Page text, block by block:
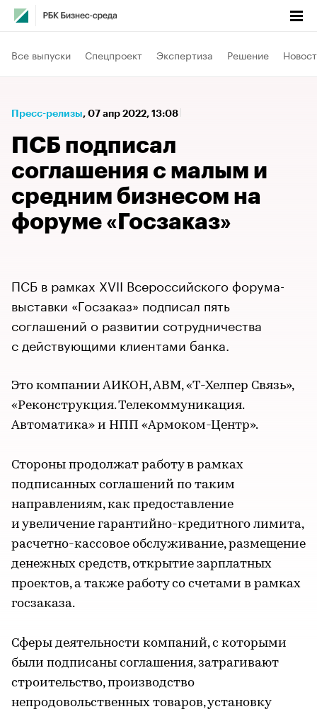
Все выпуски Спецпроект Экспертиза Решение
Пресс-релизы⁠, 07 апр 2022, 13:08
ПСБ подписал
соглашения с малым и
средним бизнесом на
форуме «Госзаказ»​
ПСБ в рамках XVII Всероссийского форума-
выставки «Госзаказ» подписал пять
соглашений о развитии сотрудничества
с действующими клиентами банка.
Это компании АИКОН, АВМ, «Т-Хелпер Связь»,
«Реконструкция. Телекоммуникация.
Автоматика» и НПП «Армоком-Центр».
Стороны продолжат работу в рамках
подписанных соглашений по таким
направлениям, как предоставление
и увеличение гарантийно-кредитного лимита,
расчетно-кассовое обслуживание, размещение
денежных средств, открытие зарплатных
проектов, а также работу со счетами в рамках
госзаказа.
Сферы деятельности компаний, с которыми
были подписаны соглашения, затрагивают
строительство, производство
непродовольственных товаров, установку